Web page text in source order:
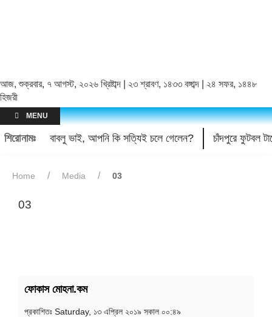
আজ, শুক্রবার, ৭ আগস্ট, ২০২৬ খ্রিষ্টাব্দ | ২৩ শ্রাবণ, ১৪৩৩ বঙ্গাব্দ | ২৪ সফর, ১৪৪৮
হিজরী
MENU
শিরোনামঃ বাবলু ভাই, আপনি কি সত্যিই চলে গেলেন? চাঁদপুরে ফুটবল
Home Media 03
03
ফোকাস মোহনা.কম
প্রকাশিতঃ Saturday, ১৩ এপ্রিল ২০১৯ সকাল ০০:৪৯